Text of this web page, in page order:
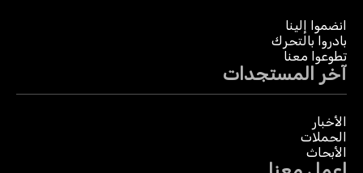
انضموا إلينا
بادروا بالتحرك
تطوعوا معنا
آخر المستجدات
الأخبار
الحملات
الأبحاث